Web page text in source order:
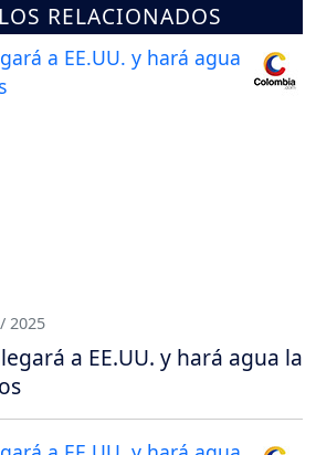
RELACIONADOS
2025
a EE.UU. y hará agua la